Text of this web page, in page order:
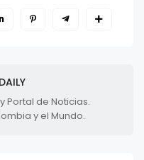
Portal de Noticias.
y el Mundo.